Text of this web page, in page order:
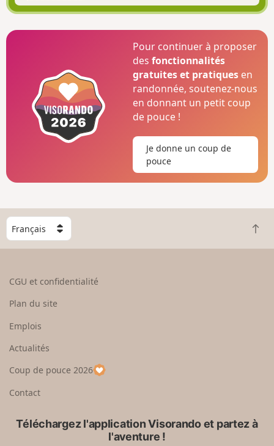
Pour continuer à proposer
desfonctionnalités
gratuites et pratiques en
randonnée, soutenez-nous
en donnant un petit coup
de pouce !
Je donne un coup de
pouce
C
h
o
e
u
p
a
R
e
CGU et confidentialité
Plan du site
Emplois
Actualités
Coup de pouce 2026
Contact
Téléchargez l'application Visorando et partez à
l'aventure !